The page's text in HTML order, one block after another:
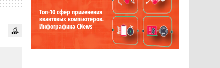
Топ-10 сфер применения
квантовых компьютеров.
Инфографика CNews